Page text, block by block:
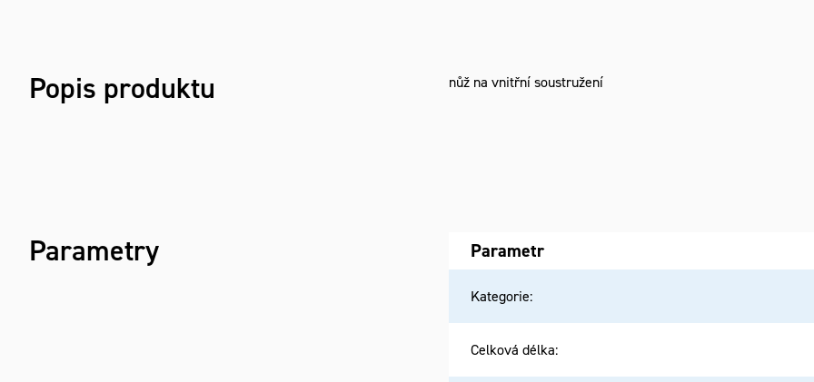
Popis produktu nůž na vnitřní soustružení
Parametry Parametr
Kategorie:
Celková délka: